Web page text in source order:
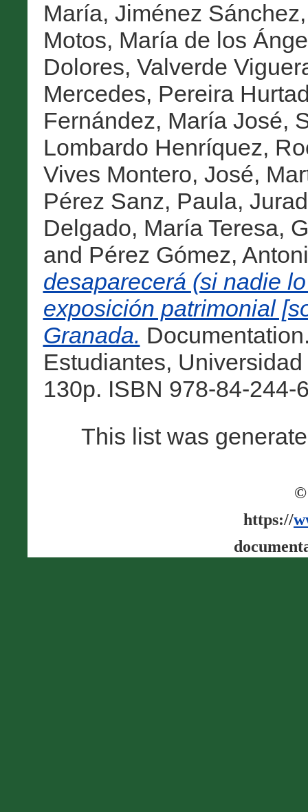
María, Jiménez
Motos, María de los
Dolores, Valverde
Mercedes, Pereira
Fernández, María José,
Lombardo Henríquez,
Vives Montero, José,
Pérez Sanz, Paula,
Delgado, María Teresa,
and Pérez Gómez,
desaparecerá (si nadie
exposición patrimonial
Granada.
Estudiantes,
130p. ISBN 978-84-244-
This list was
©
https://